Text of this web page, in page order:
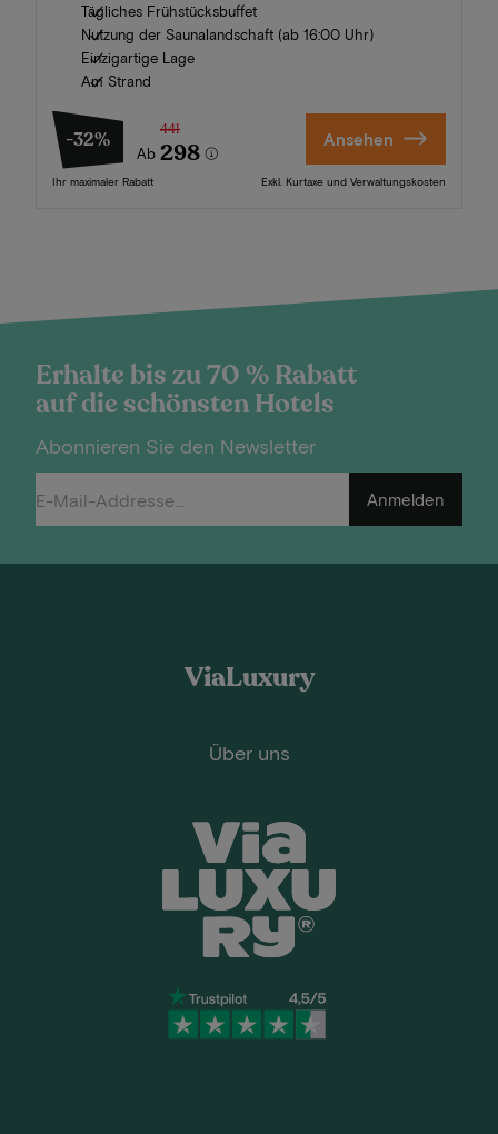
Tägliches Frühstücksbuffet
Nutzung der Saunalandschaft (ab 16:00 Uhr)
Einzigartige Lage
Am Strand
-32%
Ab
441
298
Ihr maximaler Rabatt
Ansehen
Exkl. Kurtaxe und Verwaltungskosten
Erhalte bis zu 70 % Rabatt
auf die schönsten Hotels
Abonnieren Sie den Newsletter
Anmelden
ViaLuxury
Über uns